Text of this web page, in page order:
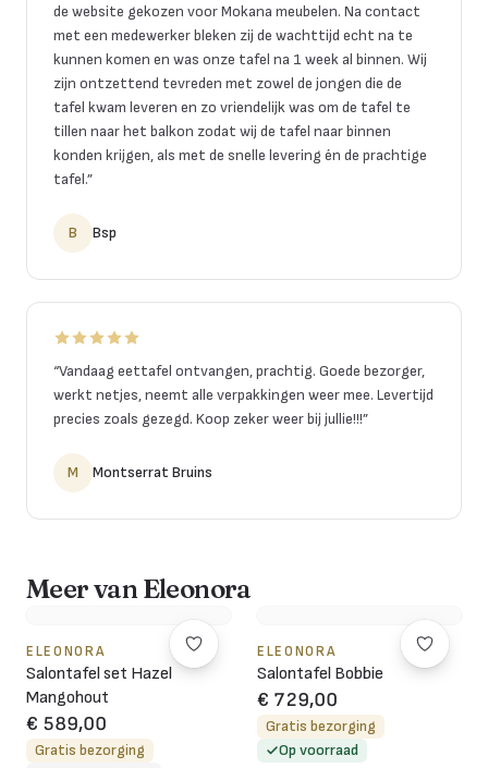
de website gekozen voor Mokana meubelen. Na contact
met een medewerker bleken zij de wachttijd echt na te
kunnen komen en was onze tafel na 1 week al binnen. Wij
zijn ontzettend tevreden met zowel de jongen die de
tafel kwam leveren en zo vriendelijk was om de tafel te
tillen naar het balkon zodat wij de tafel naar binnen
konden krijgen, als met de snelle levering én de prachtige
tafel.”
B Bsp
“Vandaag eettafel ontvangen, prachtig. Goede bezorger,
werkt netjes, neemt alle verpakkingen weer mee. Levertijd
precies zoals gezegd. Koop zeker weer bij jullie!!!”
M Montserrat Bruins
Meer van Eleonora
ELEONORA
Salontafel set Hazel
Mangohout
€ 589,00
Gratis bezorging
ELEONORA
Salontafel Bobbie
€ 729,00
Gratis bezorging
Op voorraad